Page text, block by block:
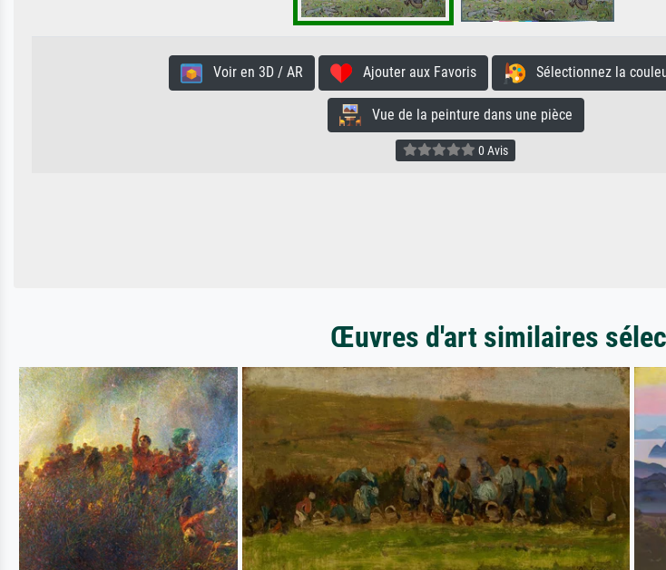
Voir en 3D / AR Ajouter aux Favoris Sélectionnez la
Vue de la peinture dans une pièce
0 Avis
Œuvres d'art similaires